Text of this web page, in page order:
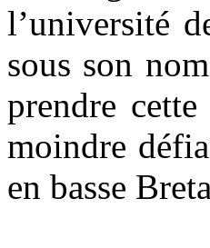
l’université
sous son
prendre
moindre
en basse